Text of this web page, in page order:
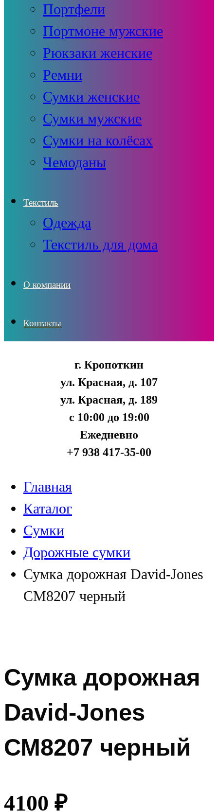
Портфели
Портмоне мужские
Рюкзаки женские
Ремни
Сумки женские
Сумки мужские
Сумки на колёсах
Чемоданы
Текстиль
Одежда
Текстиль для дома
О компании
Контакты
г. Кропоткин
ул. Красная, д. 107
ул. Красная, д. 189
с 10:00 до 19:00
Ежедневно
+7 938 417-35-00
Главная
Каталог
Сумки
Дорожные сумки
Сумка дорожная David-Jones
СМ8207 черный
Сумка дорожная
David-Jones
СМ8207 черный
4100 ₽